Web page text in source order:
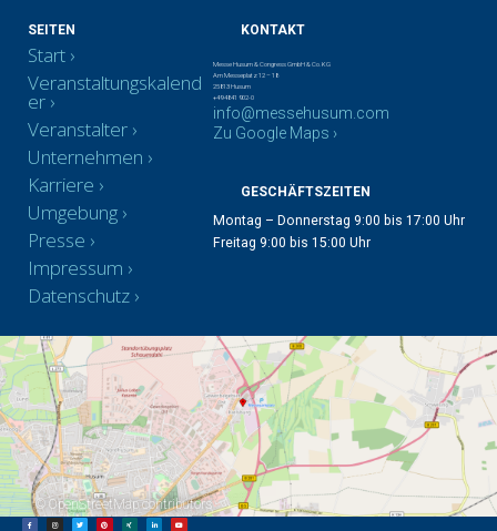
SEITEN
Start
Veranstaltungskalend
er
Veranstalter
Unternehmen
Karriere
Umgebung
Presse
Impressum
Datenschutz
KONTAKT
Messe Husum & Congress GmbH & Co. KG
Am Messeplatz 12 – 18
25813 Husum
+49 4841 902-0
info@messehusum.com
Zu Google Maps ›
GESCHÄFTSZEITEN
Montag – Donnerstag 9:00 bis 17:00 Uhr
Freitag 9:00 bis 15:00 Uhr
© OpenStreetMapcontributors